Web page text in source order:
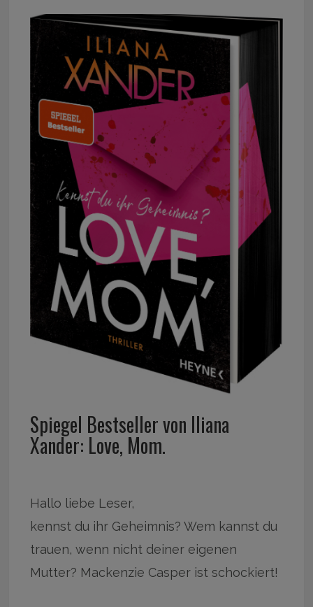
Spiegel Bestseller von Iliana
Xander: Love, Mom.
Hallo liebe Leser,
kennst du ihr Geheimnis? Wem kannst du
trauen, wenn nicht deiner eigenen
Mutter? Mackenzie Casper ist schockiert!